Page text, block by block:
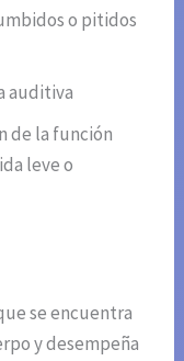
o pitidos
auditiva
de la función
leve o
se encuentra
y desempeña